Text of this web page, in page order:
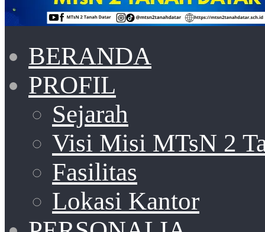
BERANDA
PROFIL
Sejarah
Visi Misi MTsN 2
Fasilitas
Lokasi Kantor